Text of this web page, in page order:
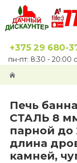
+375 29 680-
пн-пт: 8:30 - 20:00
Печь
СТАЛЬ 8
парной до
длина
камней,